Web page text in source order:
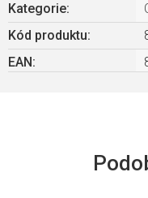
Kategorie:
Kód produktu:
EAN: